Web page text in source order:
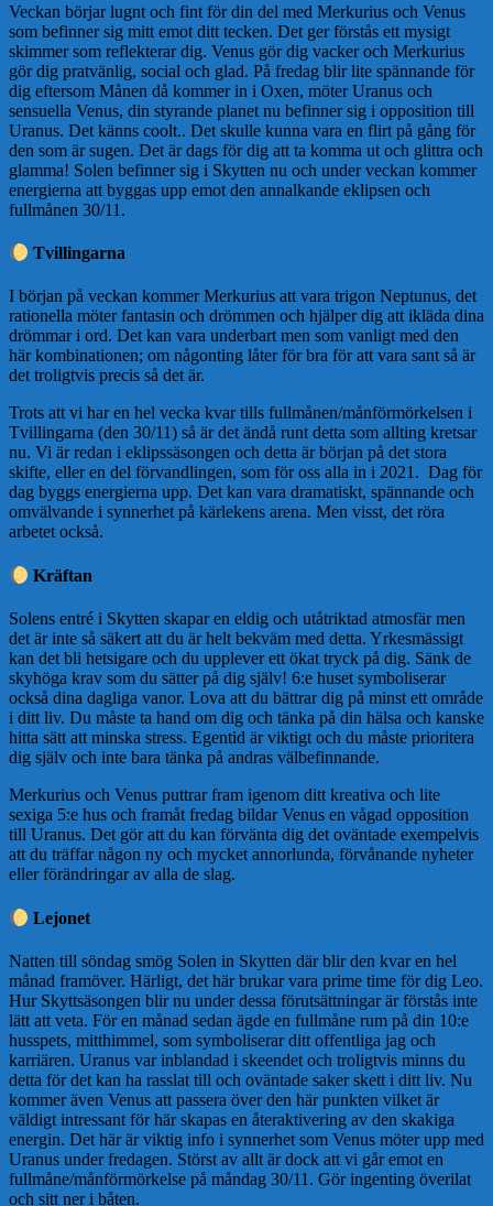
Veckan börjar lugnt och fint för din del med Merkurius och Venus
som befinner sig mitt emot ditt tecken. Det ger förstås ett mysigt
skimmer som reflekterar dig. Venus gör dig vacker och Merkurius
gör dig pratvänlig, social och glad. På fredag blir lite spännande för
dig eftersom Månen då kommer in i Oxen, möter Uranus och
sensuella Venus, din styrande planet nu befinner sig i opposition till
Uranus. Det känns coolt.. Det skulle kunna vara en flirt på gång för
den som är sugen. Det är dags för dig att ta komma ut och glittra och
glamma! Solen befinner sig i Skytten nu och under veckan kommer
energierna att byggas upp emot den annalkande eklipsen och
fullmånen 30/11.
Tvillingarna
I början på veckan kommer Merkurius att vara trigon Neptunus, det
rationella möter fantasin och drömmen och hjälper dig att ikläda dina
drömmar i ord. Det kan vara underbart men som vanligt med den
här kombinationen; om någonting låter för bra för att vara sant så är
det troligtvis precis så det är.
Trots att vi har en hel vecka kvar tills fullmånen/månförmörkelsen i
Tvillingarna (den 30/11) så är det ändå runt detta som allting kretsar
nu. Vi är redan i eklipssäsongen och detta är början på det stora
skifte, eller en del förvandlingen, som för oss alla in i 2021. Dag för
dag byggs energierna upp. Det kan vara dramatiskt, spännande och
omvälvande i synnerhet på kärlekens arena. Men visst, det röra
arbetet också.
Kräftan
Solens entré i Skytten skapar en eldig och utåtriktad atmosfär men
det är inte så säkert att du är helt bekväm med detta. Yrkesmässigt
kan det bli hetsigare och du upplever ett ökat tryck på dig. Sänk de
skyhöga krav som du sätter på dig själv! 6:e huset symboliserar
också dina dagliga vanor. Lova att du bättrar dig på minst ett område
i ditt liv. Du måste ta hand om dig och tänka på din hälsa och kanske
hitta sätt att minska stress. Egentid är viktigt och du måste prioritera
dig själv och inte bara tänka på andras välbefinnande.
Merkurius och Venus puttrar fram igenom ditt kreativa och lite
sexiga 5:e hus och framåt fredag bildar Venus en vågad opposition
till Uranus. Det gör att du kan förvänta dig det oväntade exempelvis
att du träffar någon ny och mycket annorlunda, förvånande nyheter
eller förändringar av alla de slag.
Lejonet
Natten till söndag smög Solen in Skytten där blir den kvar en hel
månad framöver. Härligt, det här brukar vara prime time för dig Leo.
Hur Skyttsäsongen blir nu under dessa förutsättningar är förstås inte
lätt att veta. För en månad sedan ägde en fullmåne rum på din 10:e
husspets, mitthimmel, som symboliserar ditt offentliga jag och
karriären. Uranus var inblandad i skeendet och troligtvis minns du
detta för det kan ha rasslat till och oväntade saker skett i ditt liv. Nu
kommer även Venus att passera över den här punkten vilket är
väldigt intressant för här skapas en återaktivering av den skakiga
energin. Det här är viktig info i synnerhet som Venus möter upp med
Uranus under fredagen. Störst av allt är dock att vi går emot en
fullmåne/månförmörkelse på måndag 30/11. Gör ingenting överilat
och sitt ner i båten.